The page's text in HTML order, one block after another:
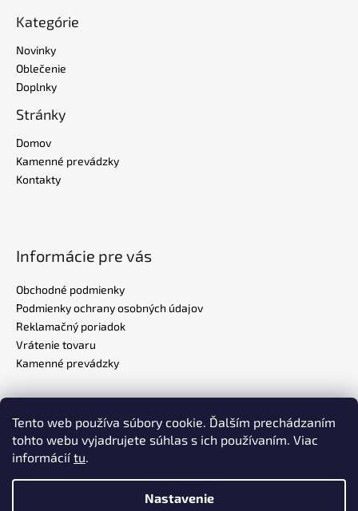
Tento web používa súbory cookie. Ďalším prechádzaním
tohto webu vyjadrujete súhlas s ich používaním. Viac
informáciítu.
Nastavenie
Kategórie
Novinky
Oblečenie
Doplnky
Stránky
Domov
Kamenné prevádzky
Kontakty
Informácie pre vás
Obchodné podmienky
Podmienky ochrany osobných údajov
Reklamačný poriadok
Vrátenie tovaru
Kamenné prevádzky
Realizovalo štúdioADATELIER